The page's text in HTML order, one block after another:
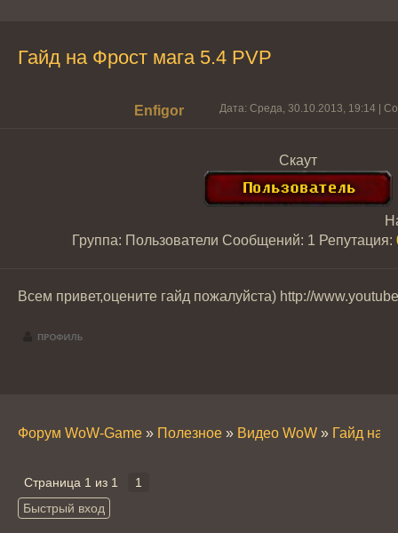
Гайд на Фрост мага 5.4 PVP
Enfigor Дата: Среда, 30.10.2013, 19:14 |
Скаут
Группа: Пользователи Сообщений: 1 Репутация:
Всем привет,оцените гайд пожалуйста) http://
Форум WoW-Game » Полезное » Видео WoW » Гайд на
Страница 1 из 1 1